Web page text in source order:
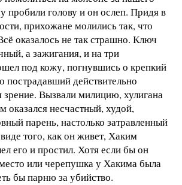
пробили голову и он ослеп. Придя в
прихожане молились так, что
оказалось не так страшно. Ключ
а зажигания, и на три
под кожу, погнувшись о крепкий
действительно
зрение. Вызвали милицию, хулигана
несчастный, худой,
парень, настолько затравленный
того, как он живет, Хаким
его и простил. Хотя если бы он
или черепушка у Хакима была
бы парню за убийство.